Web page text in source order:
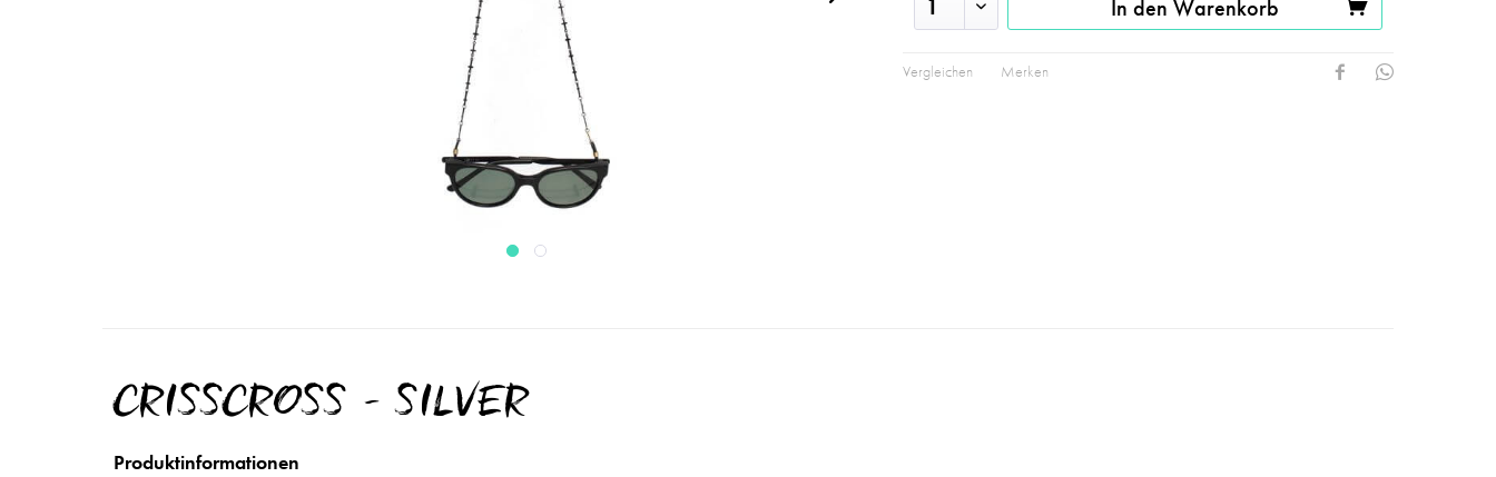
In den Warenkorb
Vergleichen Merken
CRISSCROSS - SILVER
Produktinformationen